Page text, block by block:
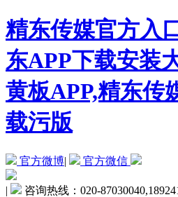
精东传媒官方入
东APP下载安装
黄板APP,精东传
载污版
官方微博| 官方微信
|
咨询热线：020-